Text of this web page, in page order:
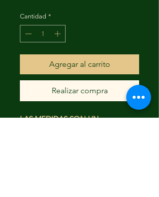
Cantidad *
Agregar al carrito
Realizar compra
LAS MEDIDAS SON UN